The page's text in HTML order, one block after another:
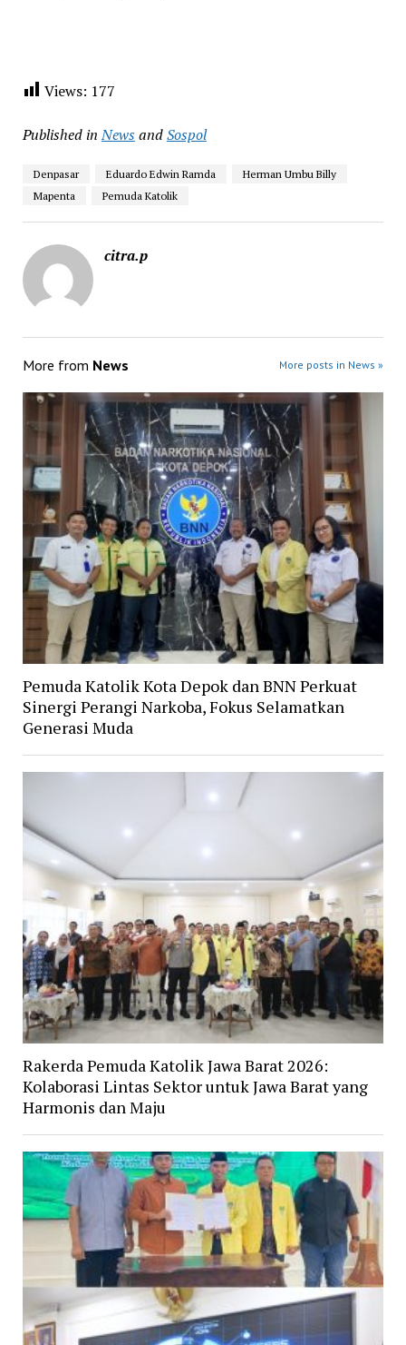
Views: 177
Published in NewsandSospol
Denpasar Eduardo Edwin Ramda
Herman Umbu Billy
Mapenta
Pemuda Katolik
citra.p
More from News More posts in News »
Pemuda Katolik Kota Depok dan BNN Perkuat
Sinergi Perangi Narkoba, Fokus Selamatkan
Generasi Muda
Rakerda Pemuda Katolik Jawa Barat 2026:
Kolaborasi Lintas Sektor untuk Jawa Barat yang
Harmonis dan Maju